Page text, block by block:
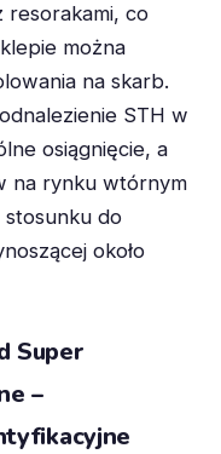
resorakami, co
można
na skarb.
STH w
osiągnięcie, a
na rynku wtórnym
do
około
Super
–